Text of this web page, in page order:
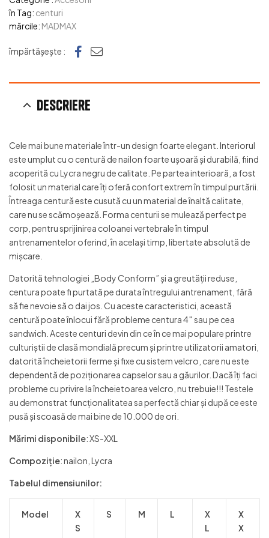
în Tag: centuri
mărcile: MADMAX
împărtășește : Facebook
e-mail
Descriere
Cele mai bune materiale într-un design foarte elegant. Interiorul
este umplut cu o centură de nailon foarte uşoară şi durabilă, fiind
acoperită cu Lycra negru de calitate. Pe partea interioară, a fost
folosit un material care îţi oferă confort extrem în timpul purtării.
Întreaga centură este cusută cu un material de înaltă calitate,
care nu se scămoşează. Forma centurii se mulează perfect pe
corp, pentru sprijinirea coloanei vertebrale în timpul
antrenamentelor oferind, în același timp, libertate absolută de
mișcare.
Datorită tehnologiei „Body Conform” și a greutății reduse,
centura poate fi purtată pe durata întregului antrenament, fără
să fie nevoie să o dai jos. Cu aceste caracteristici, această
centură poate înlocui fără probleme centura 4″ sau pe cea
sandwich. Aceste centuri devin din ce în ce mai populare printre
culturiștii de clasă mondială precum și printre utilizatorii amatori,
datorită încheietorii ferme și fixe cu sistem velcro, care nu este
dependentă de poziționarea capselor sau a găurilor. Dacă îți faci
probleme cu privire la încheietoarea velcro, nu trebuie!!! Testele
au demonstrat funcționalitatea sa perfectă chiar și după ce este
pusă și scoasă de mai bine de 10.000 de ori.
Mărimi disponibile: XS-XXL
Compoziţie: nailon, Lycra
Tabelul dimensiunilor:
Model
X
S
S M L
X
L
X
X